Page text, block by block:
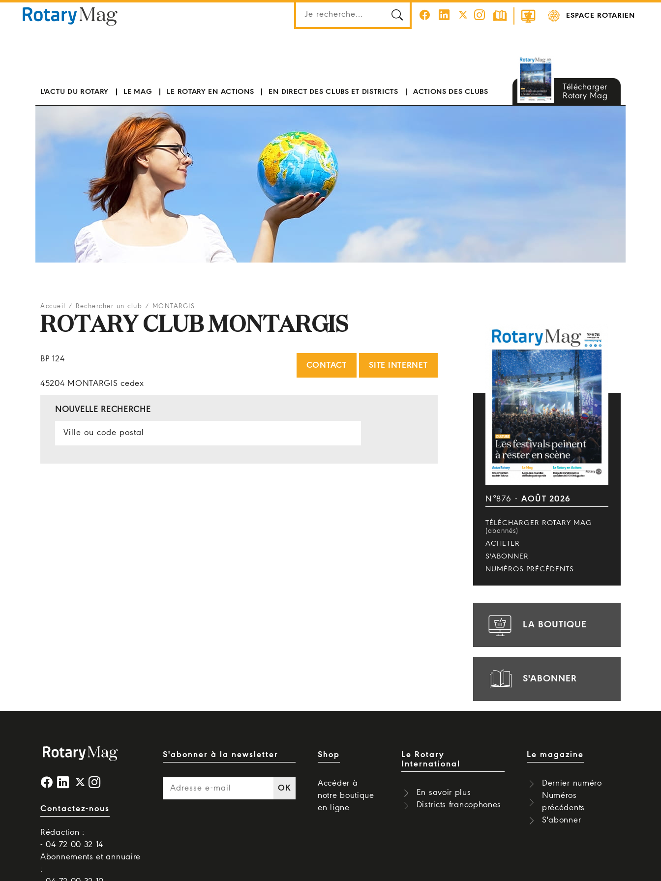
ESPACE ROTARIEN
L'ACTU DU ROTARY LE MAG LE ROTARY EN ACTIONS EN DIRECT DES CLUBS ET DISTRICTS ACTIONS DES CLUBS
Télécharger
Rotary Mag
Accueil / Rechercher un club / MONTARGIS
ROTARY CLUB MONTARGIS
BP 124
45204 MONTARGIS cedex
CONTACT SITE INTERNET
NOUVELLE RECHERCHE
N°876 - AOÛT 2026
TÉLÉCHARGER ROTARY MAG
(abonnés)
ACHETER
S'ABONNER
NUMÉROS PRÉCÉDENTS
LA BOUTIQUE
S'ABONNER
Contactez-nous
Rédaction :
- 04 72 00 32 14
Abonnements et annuaire
:
S'abonner à la newsletter
OK
Shop
Accéder à
notre boutique
en ligne
Le Rotary
International
En savoir plus
Districts francophones
Le magazine
Dernier numéro
Numéros
précédents
S'abonner
Panneau de gestion des cookies